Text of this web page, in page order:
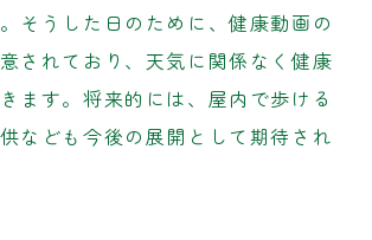
そうした日のために、健康動画の
されており、天気に関係なく健康
ます。将来的には、屋内で歩ける
なども今後の展開として期待され